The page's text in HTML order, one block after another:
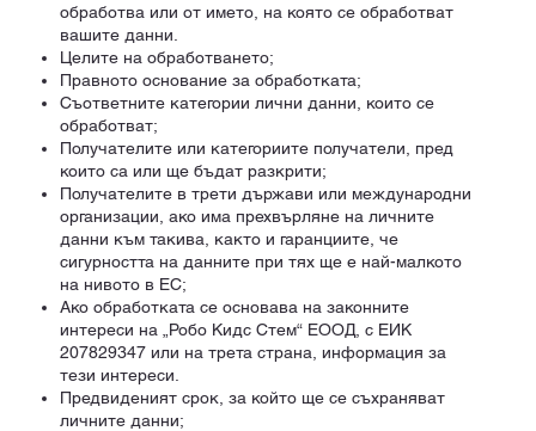
обработва или от името, на която се обработват
вашите данни.
Целите на обработването;
Правното основание за обработката;
Съответните категории лични данни, които се
обработват;
Получателите или категориите получатели, пред
които са или ще бъдат разкрити;
Получателите в трети държави или международни
организации, ако има прехвърляне на личните
данни към такива, както и гаранциите, че
сигурността на данните при тях ще е най-малкото
на нивото в ЕС;
Ако обработката се основава на законните
интереси на „Робо Кидс Стем“ ЕООД, с ЕИК
207829347 или на трета страна, информация за
тези интереси.
Предвиденият срок, за който ще се съхраняват
личните данни;